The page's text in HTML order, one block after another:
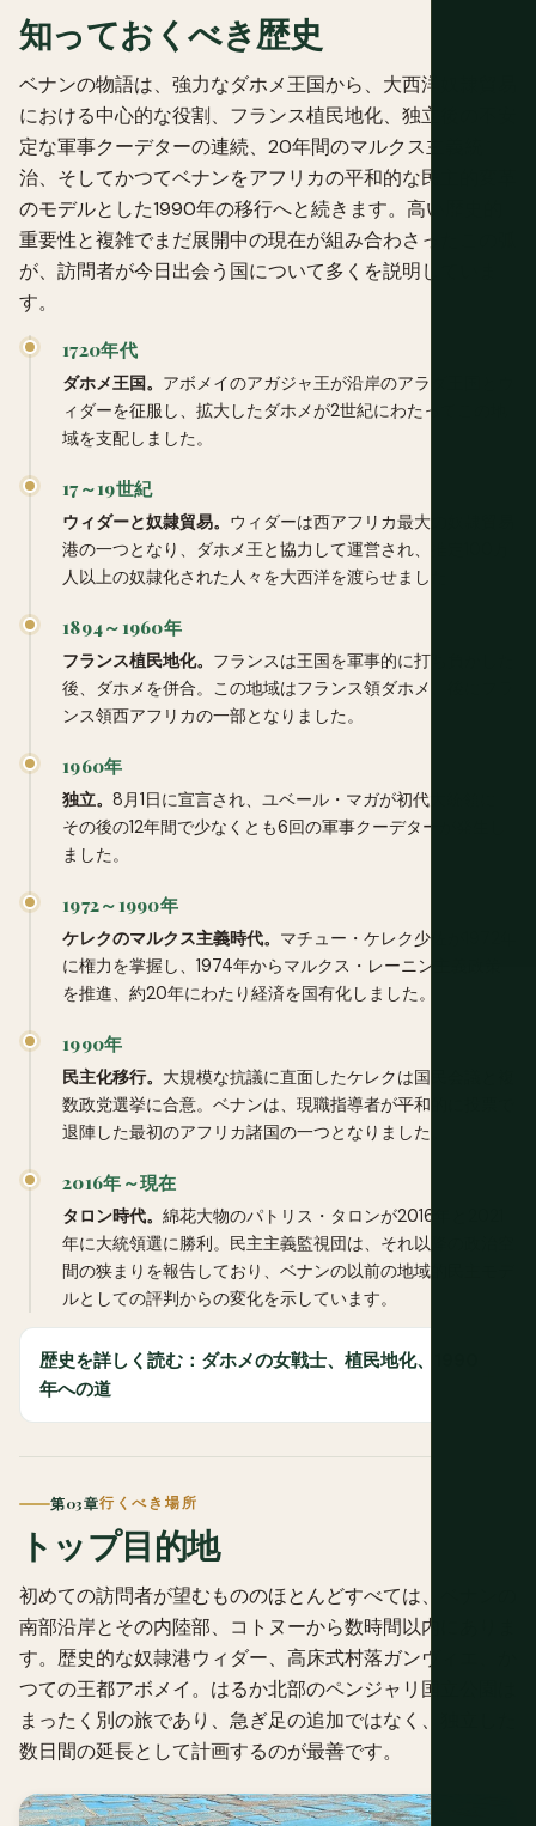
知っておくべき歴史
ベナンの物語は、強力なダホメ王国から、大西洋奴隷貿易
における中心的な役割、フランス植民地化、独立後の不安
定な軍事クーデターの連続、20年間のマルクス主義統
治、そしてかつてベナンをアフリカの平和的な民主的変革
のモデルとした1990年の移行へと続きます。高い歴史的
重要性と複雑でまだ展開中の現在が組み合わさったこの弧
が、訪問者が今日出会う国について多くを説明していま
す。
1720年代
ダホメ王国。 アボメイのアガジャ王が沿岸のアラダ王国とウ
ィダーを征服し、拡大したダホメが2世紀にわたってこの地
域を支配しました。
17～19世紀
ウィダーと奴隷貿易。 ウィダーは西アフリカ最大の奴隷貿易
港の一つとなり、ダホメ王と協力して運営され、推定100万
人以上の奴隷化された人々を大西洋を渡らせました。
1894～1960年
フランス植民地化。 フランスは王国を軍事的に打ち負かした
後、ダホメを併合。この地域はフランス領ダホメ、後にフラ
ンス領西アフリカの一部となりました。
1960年
独立。 8月1日に宣言され、ユベール・マガが初代大統領に。
その後の12年間で少なくとも6回の軍事クーデターが発生し
ました。
1972～1990年
ケレクのマルクス主義時代。 マチュー・ケレク少佐が1972年
に権力を掌握し、1974年からマルクス・レーニン主義政策
を推進、約20年にわたり経済を国有化しました。
1990年
民主化移行。 大規模な抗議に直面したケレクは国民会議と複
数政党選挙に合意。ベナンは、現職指導者が平和的に投票で
退陣した最初のアフリカ諸国の一つとなりました。
2016年～現在
タロン時代。 綿花大物のパトリス・タロンが2016年と2021
年に大統領選に勝利。民主主義監視団は、それ以降の政治空
間の狭まりを報告しており、ベナンの以前の地域的民主モデ
ルとしての評判からの変化を示しています。
歴史を詳しく読む：ダホメの女戦士、植民地化、1990
年への道
第03章行くべき場所
トップ目的地
初めての訪問者が望むもののほとんどすべては、ベナンの
南部沿岸とその内陸部、コトヌーから数時間以内にありま
す。歴史的な奴隷港ウィダー、高床式村落ガンヴィエ、か
つての王都アボメイ。はるか北部のペンジャリ国立公園は
まったく別の旅であり、急ぎ足の追加ではなく、独立した
数日間の延長として計画するのが最善です。